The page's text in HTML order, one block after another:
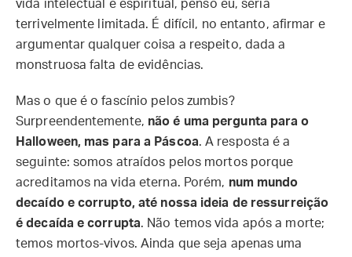
vida intelectual e espiritual, penso eu, seria
terrivelmente limitada. É difícil, no entanto, afirmar e
argumentar qualquer coisa a respeito, dada a
monstruosa falta de evidências.
Mas o que é o fascínio pelos zumbis?
Surpreendentemente, não é uma pergunta para o
Halloween, mas para a Páscoa. A resposta é a
seguinte: somos atraídos pelos mortos porque
acreditamos na vida eterna. Porém, num mundo
decaído e corrupto, até nossa ideia de ressurreição
é decaída e corrupta. Não temos vida após a morte;
temos mortos-vivos. Ainda que seja apenas uma